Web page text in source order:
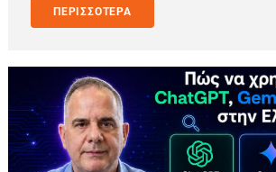
ΠΕΡΙΣΣΟΤΕΡΑ